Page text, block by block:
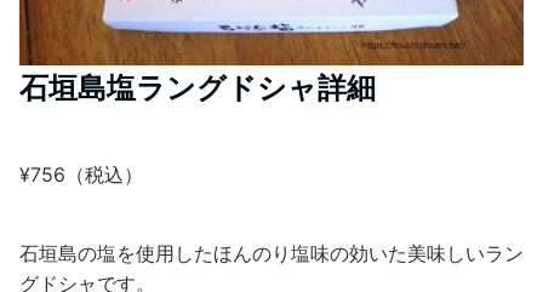
石垣島塩ラングドシャ詳細
¥756（税込）
石垣島の塩を使用したほんのり塩味の効いた美味しいラン
グドシャです。